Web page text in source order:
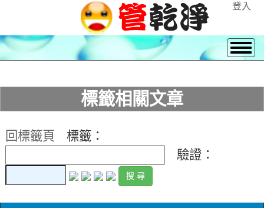
登入
標籤相關文章
回標籤頁
標籤：
驗證：